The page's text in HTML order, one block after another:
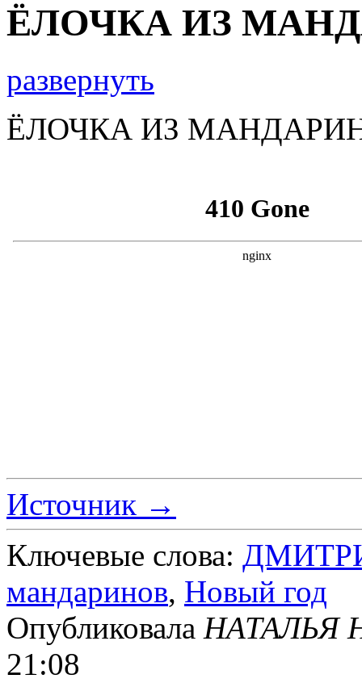
ЁЛОЧКА ИЗ
развернуть
ЁЛОЧКА ИЗ
Источник →
Ключевые слова:
мандаринов, Новый год
Опубликовала НАТАЛЬЯ
21:08